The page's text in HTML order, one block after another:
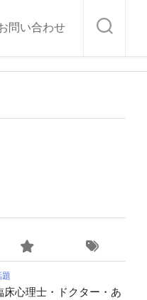
問い合わせ
題
床心理士・ドクター・あ